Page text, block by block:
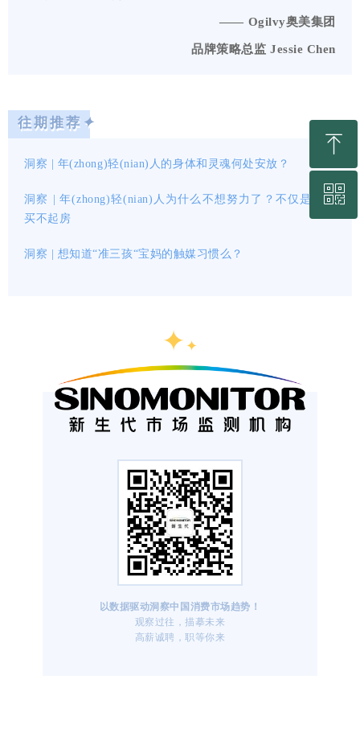
—— Ogilvy奥美集团
品牌策略总监Jessie Chen
往期推荐 ✦
洞察 | 年(zhong)轻(nian)人的身体和灵魂何处安放？
洞察 | 年(zhong)轻(nian)人为什么不想努力了？不仅是因为
买不起房
洞察 | 想知道“准三孩“宝妈的触媒习惯么？
✦ ✦
以数据驱动洞察中国消费市场趋势！
观察过往，描摹未来
高薪诚聘，职等你来
ꁸ
回到顶部
ꀥ